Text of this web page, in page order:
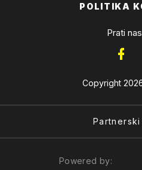
POLITIKA
Prati
Copyright
Powered by: